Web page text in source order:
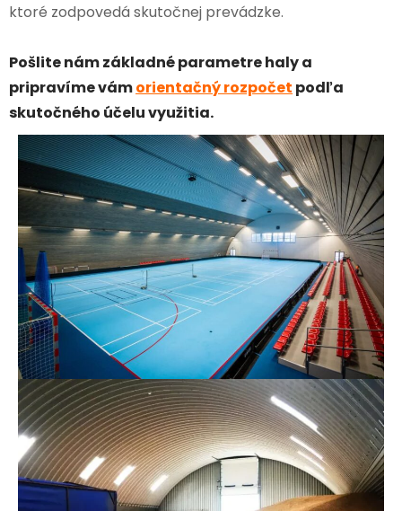
ktoré zodpovedá skutočnej prevádzke.
Pošlite nám základné parametre haly a
pripravíme vámorientačný rozpočet podľa
skutočného účelu využitia.